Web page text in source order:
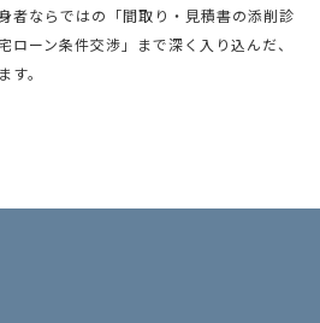
者ならではの「間取り・見積書の添削診
ローン条件交渉」まで深く入り込んだ、
す。